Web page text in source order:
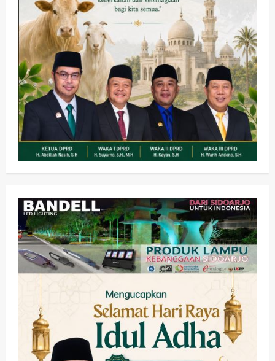
Kesehatan Pembangunan
Pemerintahan
PANAS! Kalah Tender Proyek RSUD
Sibar Rp 9,9 M, Beranikah CV Tiga
Anugerah Utama Pertaruhkan
Jaminan Rp 100 Juta?
wartanusa 5 Agustus 2026
Olahraga
Adu Taktik di Atas Rumput Sintetis: